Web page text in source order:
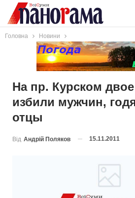
Головна Новини
На пр. Курском
избили мужчин,
отцы
Від Андрій Поляков 15.11.2011